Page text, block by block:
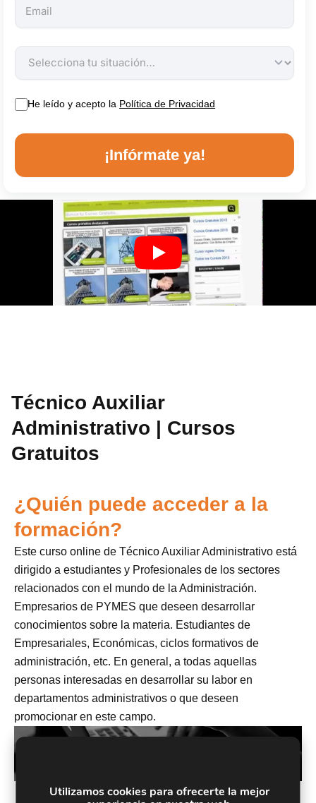
He leído y acepto la Política de Privacidad
¡Infórmate ya!
Técnico Auxiliar
Administrativo | Cursos
Gratuitos
¿Quién puede acceder a la
formación?
Este curso online de Técnico Auxiliar Administrativo está
dirigido a estudiantes y Profesionales de los sectores
relacionados con el mundo de la Administración.
Empresarios de PYMES que deseen desarrollar
conocimientos sobre la materia. Estudiantes de
Empresariales, Económicas, ciclos formativos de
administración, etc. En general, a todas aquellas
personas interesadas en desarrollar su labor en
departamentos administrativos o que deseen
promocionar en este campo.
Utilizamos cookies para ofrecerte la mejor